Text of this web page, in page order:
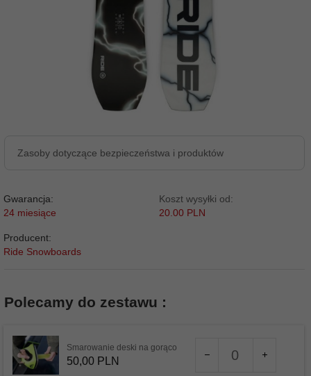
Zasoby dotyczące bezpieczeństwa i produktów
Gwarancja:
24 miesiące
Koszt wysyłki od:
20.00 PLN
Producent:
Ride Snowboards
Polecamy do zestawu :
Smarowanie deski na gorąco
50,00 PLN